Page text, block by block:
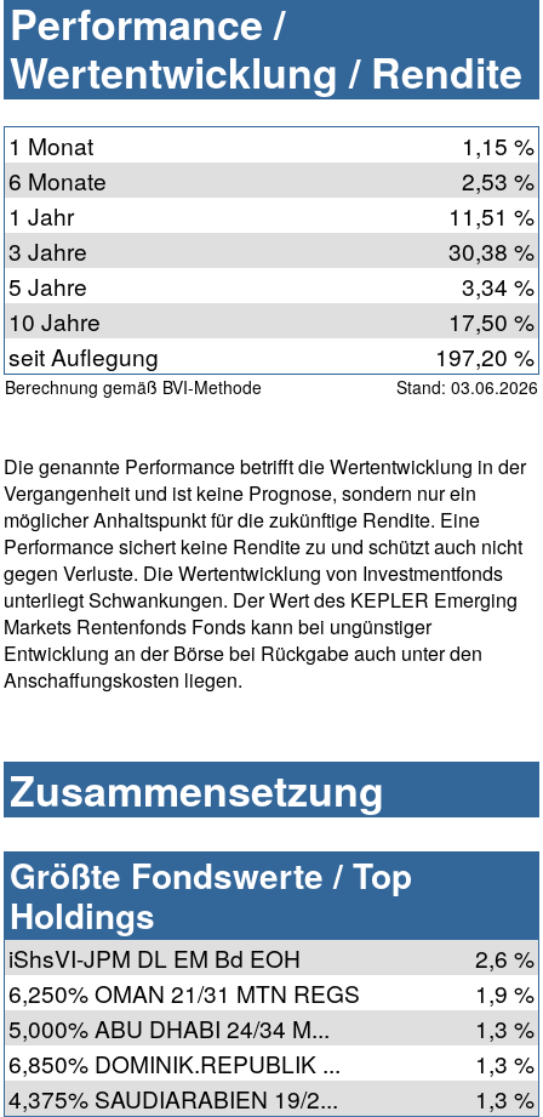
Performance /
Wertentwicklung / Rendite
1 Monat
1,15 %
6 Monate
2,53 %
1 Jahr
11,51 %
3 Jahre
30,38 %
5 Jahre
3,34 %
10 Jahre
17,50 %
seit Auflegung
197,20 %
Berechnung gemäß BVI-Methode Stand: 03.06.2026
Die genannte Performance betrifft die Wertentwicklung in der
Vergangenheit und ist keine Prognose, sondern nur ein
möglicher Anhaltspunkt für die zukünftige Rendite. Eine
Performance sichert keine Rendite zu und schützt auch nicht
gegen Verluste. Die Wertentwicklung von Investmentfonds
unterliegt Schwankungen. Der Wert des KEPLER Emerging
Markets Rentenfonds Fonds kann bei ungünstiger
Entwicklung an der Börse bei Rückgabe auch unter den
Anschaffungskosten liegen.
Zusammensetzung
Größte Fondswerte / Top
Holdings
iShsVI-JPM DL EM Bd EOH
2,6 %
6,250% OMAN 21/31 MTN REGS
1,9 %
5,000% ABU DHABI 24/34 M...
1,3 %
6,850% DOMINIK.REPUBLIK ...
1,3 %
4,375% SAUDIARABIEN 19/2...
1,3 %